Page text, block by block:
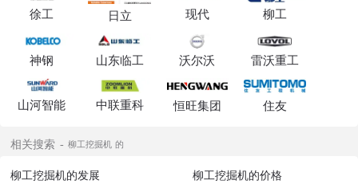
徐工 日立 现代 柳工
神钢 山东临工 沃尔沃 雷沃重工
山河智能 中联重科 恒旺集团 住友
相关搜索 柳工挖掘机 的
柳工挖掘机的发展
柳工挖掘机的价格